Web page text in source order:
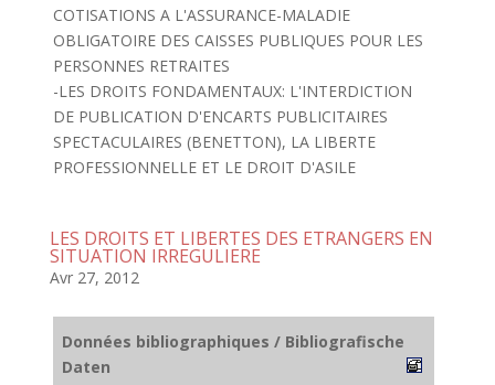
COTISATIONS A L'ASSURANCE-MALADIE
OBLIGATOIRE DES CAISSES PUBLIQUES POUR LES
PERSONNES RETRAITES
-LES DROITS FONDAMENTAUX: L'INTERDICTION
DE PUBLICATION D'ENCARTS PUBLICITAIRES
SPECTACULAIRES (BENETTON), LA LIBERTE
PROFESSIONNELLE ET LE DROIT D'ASILE
LES DROITS ET LIBERTES DES ETRANGERS EN
SITUATION IRREGULIERE
Avr 27, 2012
Données bibliographiques / Bibliografische
Daten